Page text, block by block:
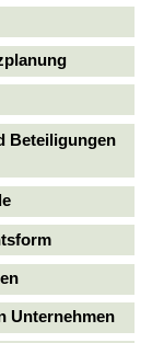
Beteiligungen
Unternehmen